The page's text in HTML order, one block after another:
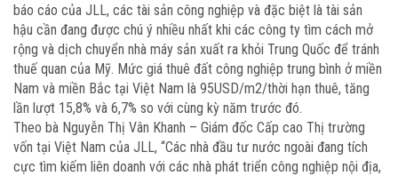
báo cáo của JLL, các tài sản công nghiệp và đặc biệt là tài sản
hậu cần đang được chú ý nhiều nhất khi các công ty tìm cách mở
rộng và dịch chuyển nhà máy sản xuất ra khỏi Trung Quốc để tránh
thuế quan của Mỹ. Mức giá thuê đất công nghiệp trung bình ở miền
Nam và miền Bắc tại Việt Nam là 95USD/m2/thời hạn thuê, tăng
lần lượt 15,8% và 6,7% so với cùng kỳ năm trước đó.
Theo bà Nguyễn Thị Vân Khanh – Giám đốc Cấp cao Thị trường
vốn tại Việt Nam của JLL, “Các nhà đầu tư nước ngoài đang tích
cực tìm kiếm liên doanh với các nhà phát triển công nghiệp nội địa,